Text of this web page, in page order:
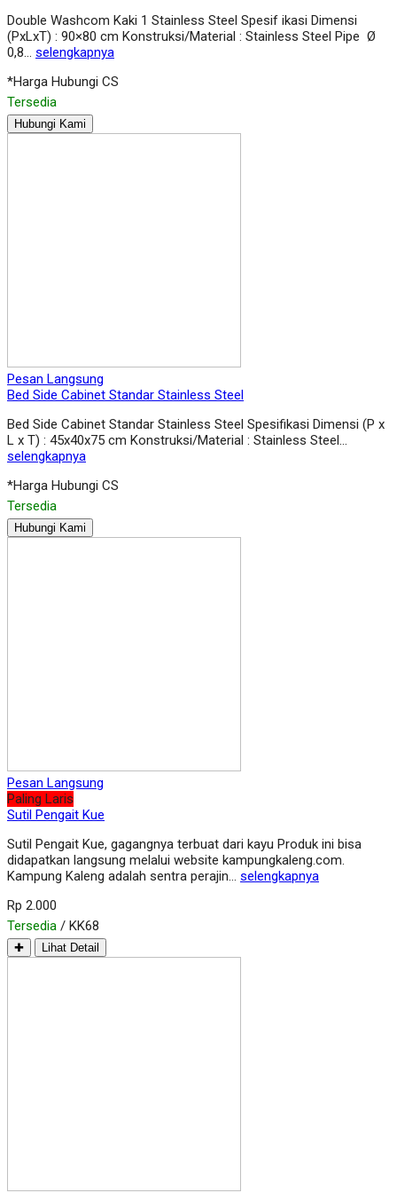
Double Washcom Kaki 1 Stainless Steel Spesif ikasi Dimensi
(PxLxT) : 90×80 cm Konstruksi/Material : Stainless Steel Pipe Ø
0,8… selengkapnya
*Harga Hubungi CS
Tersedia
Hubungi Kami
Pesan Langsung
Bed Side Cabinet Standar Stainless Steel
Bed Side Cabinet Standar Stainless Steel Spesifikasi Dimensi (P x
L x T) : 45x40x75 cm Konstruksi/Material : Stainless Steel…
selengkapnya
*Harga Hubungi CS
Tersedia
Hubungi Kami
Pesan Langsung
Paling Laris
Sutil Pengait Kue
Sutil Pengait Kue, gagangnya terbuat dari kayu Produk ini bisa
didapatkan langsung melalui website kampungkaleng.com.
Kampung Kaleng adalah sentra perajin… selengkapnya
Rp 2.000
Tersedia / KK68
✚ Lihat Detail